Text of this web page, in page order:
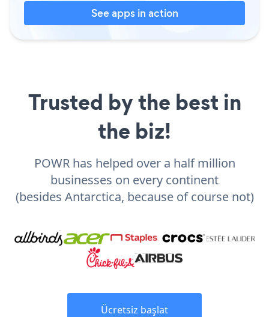
See apps in action
Trusted by the best in
the biz!
POWR has helped over a half million
businesses on every continent
(besides Antarctica, because of course not)
Ücretsiz başlat